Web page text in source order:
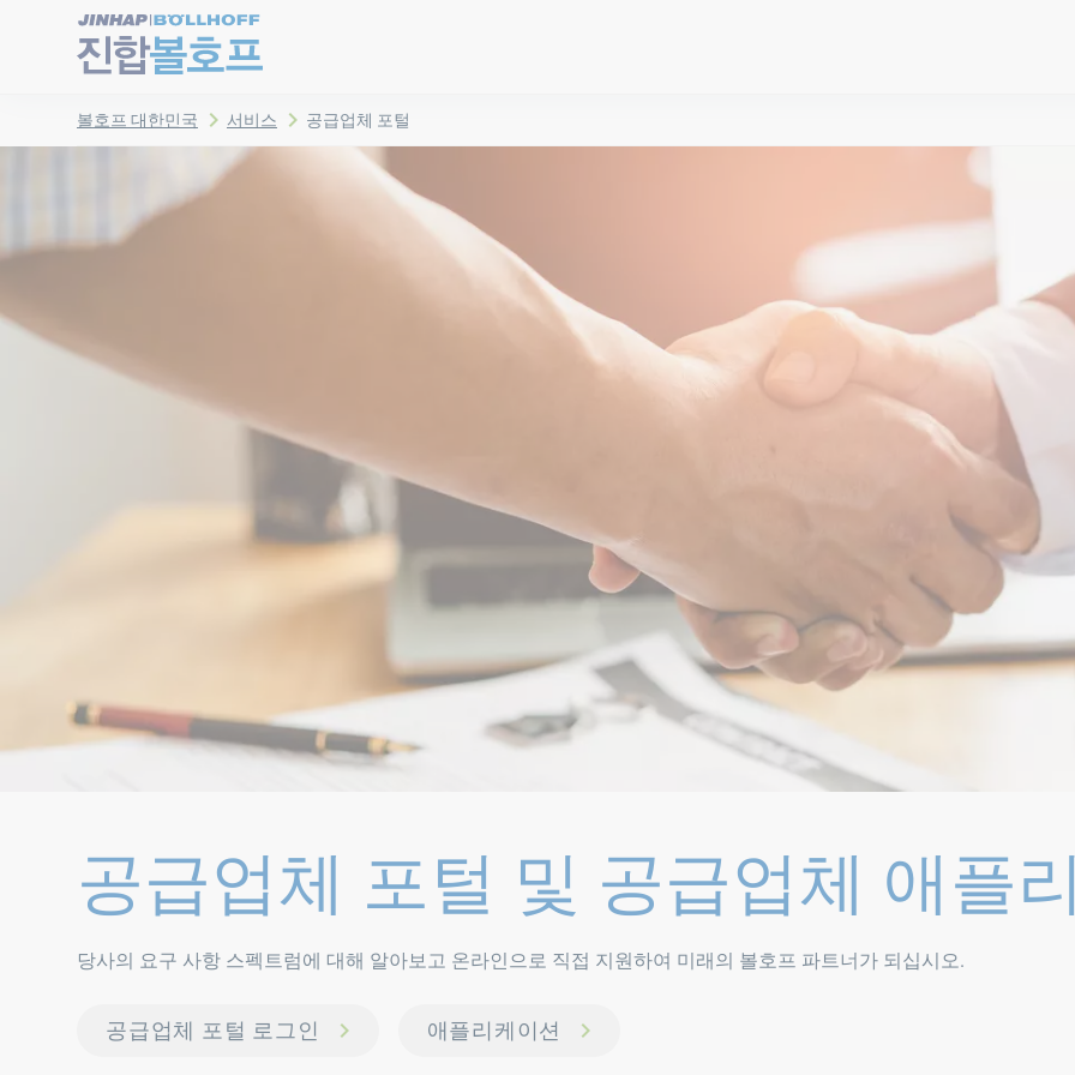
볼호프 대한민국 서비스 공급업체 포털
공급업체 포털 및 공급업체 애플
당사의 요구 사항 스펙트럼에 대해 알아보고 온라인으로 직접 지원하여 미래의 볼호프 파트너가 되십시오.
공급업체 포털 로그인 애플리케이션